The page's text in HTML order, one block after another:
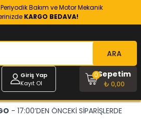
Bakım ve Motor Mekanik
KARGO BEDAVA!
ARA
Giriş Yap
Kayıt Ol
Sepetim
₺ 0,00
0
- 17:00’DEN ÖNCEKİ SİPARİŞLERDE